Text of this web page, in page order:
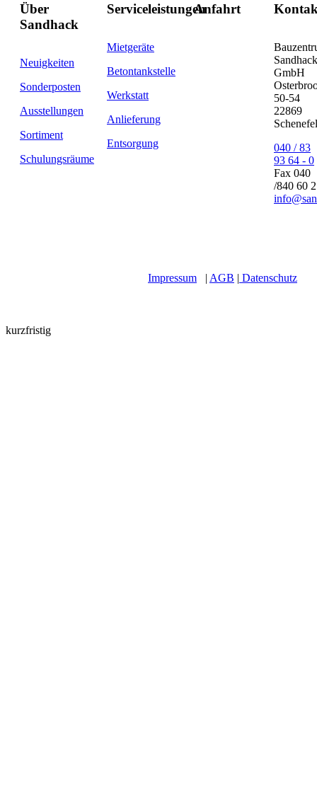
Über
Sandhack
Neuigkeiten
Sonderposten
Ausstellungen
Sortiment
Schulungsräume
Serviceleistungen
Mietgeräte
Betontankstelle
Werkstatt
Anlieferung
Entsorgung
Anfahrt
Sandhack
GmbH
50-54
22869
040 / 83
93 64 - 0
Fax 040
/840 60
Impressum | AGB | Datenschutz
kurzfristig